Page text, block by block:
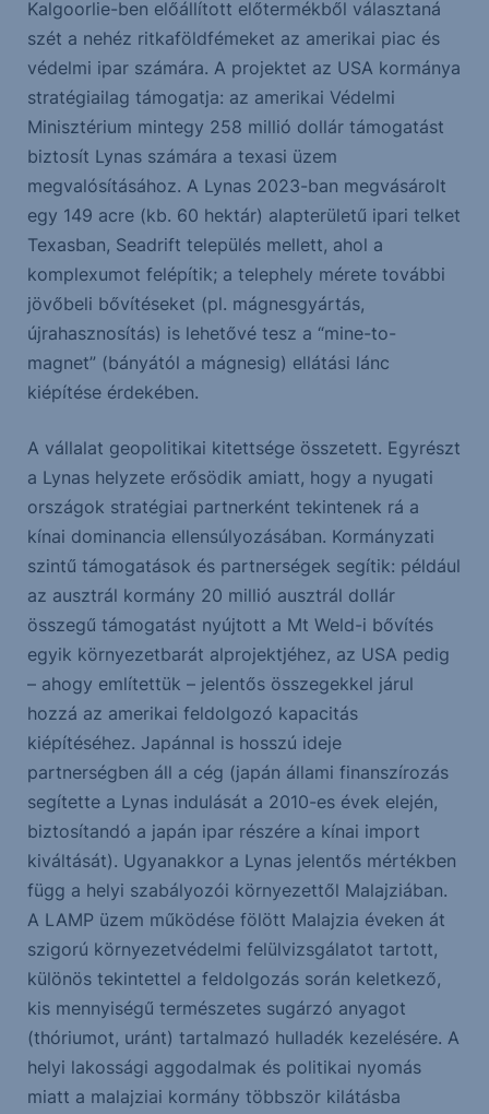
Kalgoorlie-ben előállított előtermékből választaná
szét a nehéz ritkaföldfémeket az amerikai piac és
védelmi ipar számára. A projektet az USA kormánya
stratégiailag támogatja: az amerikai Védelmi
Minisztérium mintegy 258 millió dollár támogatást
biztosít Lynas számára a texasi üzem
megvalósításához. A Lynas 2023-ban megvásárolt
egy 149 acre (kb. 60 hektár) alapterületű ipari telket
Texasban, Seadrift település mellett, ahol a
komplexumot felépítik; a telephely mérete további
jövőbeli bővítéseket (pl. mágnesgyártás,
újrahasznosítás) is lehetővé tesz a “mine-to-
magnet” (bányától a mágnesig) ellátási lánc
kiépítése érdekében.
A vállalat geopolitikai kitettsége összetett. Egyrészt
a Lynas helyzete erősödik amiatt, hogy a nyugati
országok stratégiai partnerként tekintenek rá a
kínai dominancia ellensúlyozásában. Kormányzati
szintű támogatások és partnerségek segítik: például
az ausztrál kormány 20 millió ausztrál dollár
összegű támogatást nyújtott a Mt Weld-i bővítés
egyik környezetbarát alprojektjéhez, az USA pedig
– ahogy említettük – jelentős összegekkel járul
hozzá az amerikai feldolgozó kapacitás
kiépítéséhez. Japánnal is hosszú ideje
partnerségben áll a cég (japán állami finanszírozás
segítette a Lynas indulását a 2010-es évek elején,
biztosítandó a japán ipar részére a kínai import
kiváltását). Ugyanakkor a Lynas jelentős mértékben
függ a helyi szabályozói környezettől Malajziában.
A LAMP üzem működése fölött Malajzia éveken át
szigorú környezetvédelmi felülvizsgálatot tartott,
különös tekintettel a feldolgozás során keletkező,
kis mennyiségű természetes sugárzó anyagot
(thóriumot, uránt) tartalmazó hulladék kezelésére. A
helyi lakossági aggodalmak és politikai nyomás
miatt a malajziai kormány többször kilátásba